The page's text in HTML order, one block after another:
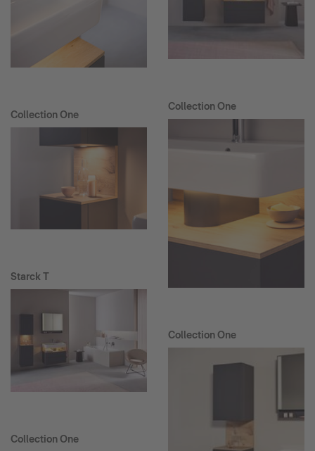
Collection One
Starck T
Collection One
Collection One
Collection One